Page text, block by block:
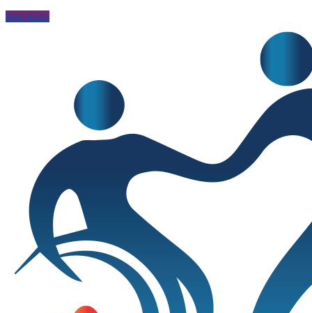
free quote